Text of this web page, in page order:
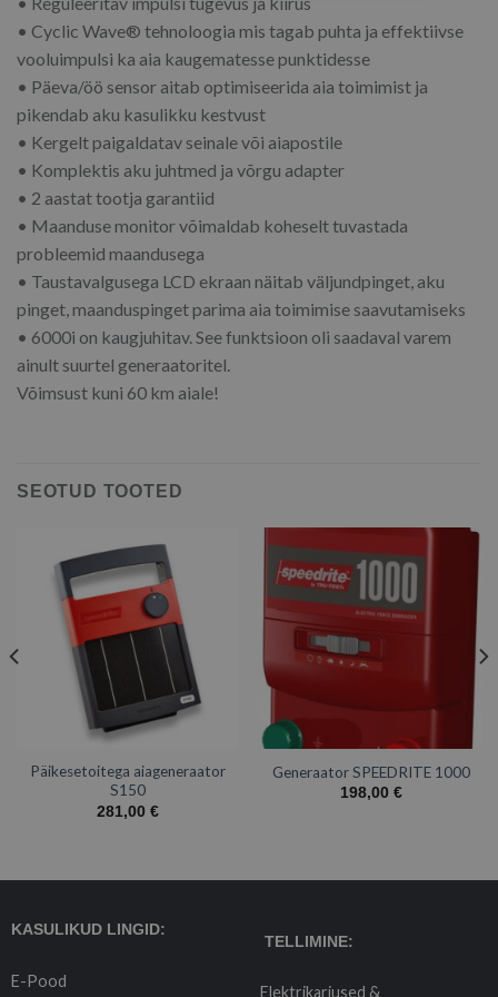
• Cyclic Wave® tehnoloogia mis tagab puhta ja effektiivse
vooluimpulsi ka aia kaugematesse punktidesse
• Päeva/öö sensor aitab optimiseerida aia toimimist ja
pikendab aku kasulikku kestvust
• Kergelt paigaldatav seinale või aiapostile
• Komplektis aku juhtmed ja võrgu adapter
• 2 aastat tootja garantiid
• Maanduse monitor võimaldab koheselt tuvastada
probleemid maandusega
• Taustavalgusega LCD ekraan näitab väljundpinget, aku
pinget, maanduspinget parima aia toimimise saavutamiseks
• 6000i on kaugjuhitav. See funktsioon oli saadaval varem
ainult suurtel generaatoritel.
Võimsust kuni 60 km aiale!
SEOTUD TOOTED
Päikesetoitega aiageneraator
S150
281,00 €
Generaator SPEEDRITE 1000
198,00 €
KASULIKUD LINGID:
E-Pood
TELLIMINE:
Elektrikarjused &